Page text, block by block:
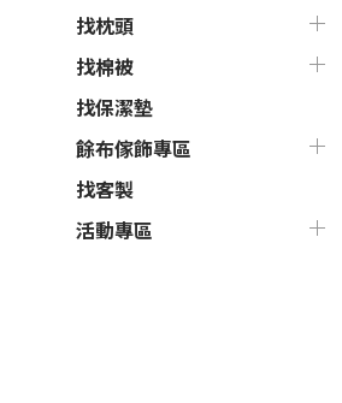
找枕頭
找棉被
找保潔墊
餘布傢飾專區
找客製
活動專區